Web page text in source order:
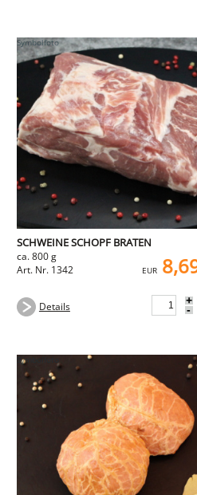
SCHWEINE SCHOPF BRATEN
ca. 800 g
Art. Nr. 1342
EUR
Details +
-